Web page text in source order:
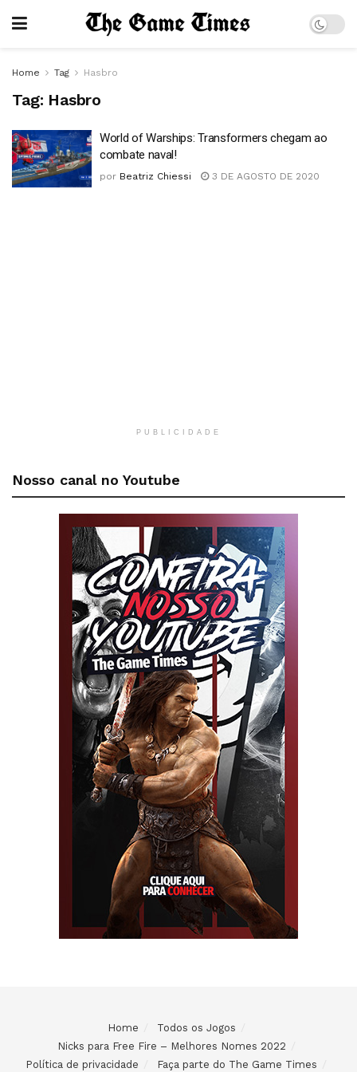
Home Tag Hasbro
Tag: Hasbro
World of Warships: Transformers chegam ao
combate naval!
por Beatriz Chiessi 3 DE AGOSTO DE 2020
PUBLICIDADE
Nosso canal no Youtube
Home
Todos os Jogos
Nicks para Free Fire – Melhores Nomes 2022
Política de privacidade
Faça parte do The Game Times